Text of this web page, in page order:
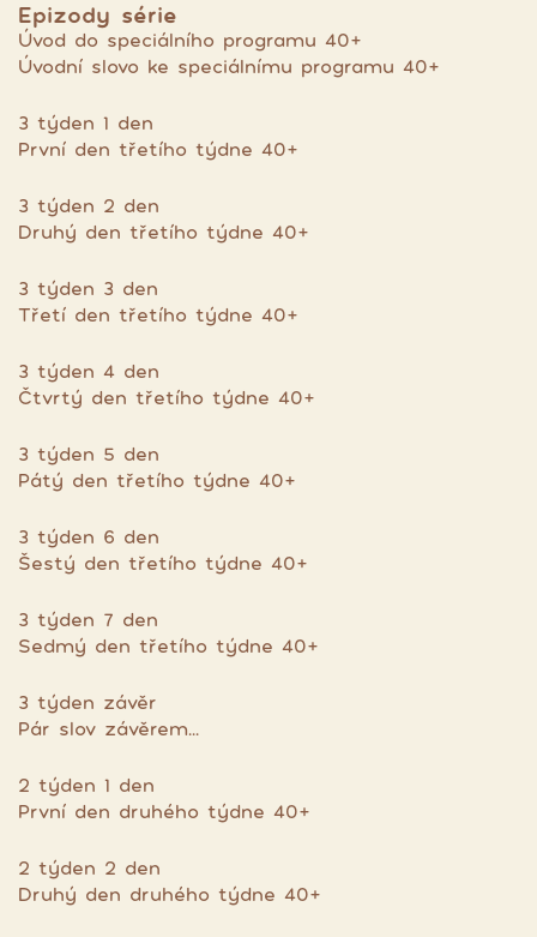
Epizody série
Úvod do speciálního programu 40+
Úvodní slovo ke speciálnímu programu 40+
3 týden 1 den
První den třetího týdne 40+
3 týden 2 den
Druhý den třetího týdne 40+
3 týden 3 den
Třetí den třetího týdne 40+
3 týden 4 den
Čtvrtý den třetího týdne 40+
3 týden 5 den
Pátý den třetího týdne 40+
3 týden 6 den
Šestý den třetího týdne 40+
3 týden 7 den
Sedmý den třetího týdne 40+
3 týden závěr
Pár slov závěrem...
2 týden 1 den
První den druhého týdne 40+
2 týden 2 den
Druhý den druhého týdne 40+